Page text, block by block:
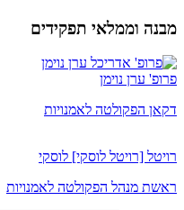
מבנה וממלאי תפקידים
פרופ' ערן נוימן
דקאן הפקולטה לאמנויות
רויטל [רויטל לוסקי] לוסקי
ראשת מנהל הפקולטה לאמנויות